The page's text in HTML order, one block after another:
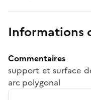
Informations
Commentaires
support et surface
arc polygonal